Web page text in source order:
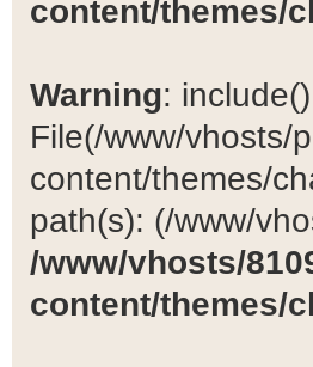
content/themes/
Warning:
File(/www/vhosts/
content/themes/
path(s): (/www/
/www/vhosts/
content/themes/